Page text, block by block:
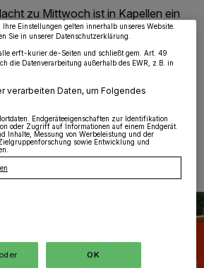
zu Mittwoch ist in Kapellen ein
Nach bisherigem Stand der
22-Jährige aus Rommerskirchen
auf der Talstraße, als er auf Höhe
zu Fall kam.
Eine Minute Lesezeit
Link Einstellungen oder Ablehnen am unteren
Einstellungen gelten innerhalb unseres Website.
Sie in unserer Datenschutzerklärung.
erft-kurier.de-Seiten und schließt gem. Art. 49
die Datenverarbeitung außerhalb des EWR, z.B. in
verarbeiten Daten, um Folgendes
Endgeräteeigenschaften zur Identifikation
oder Zugriff auf Informationen auf einem Endgerät.
Inhalte, Messung von Werbeleistung und der
sowie Entwicklung und
OK